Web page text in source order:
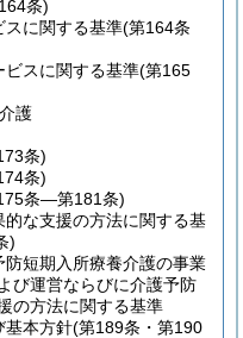
条)
スに関する基準(第164条
ビスに関する基準(第165
護
条)
条)
条―第181条)
な支援の方法に関する基
)
短期入所療養介護の事業
び運営ならびに介護予防
の方法に関する基準
基本方針(第189条・第190